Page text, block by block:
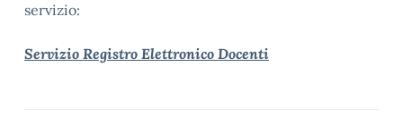
servizio:
Servizio Registro Elettronico Docenti